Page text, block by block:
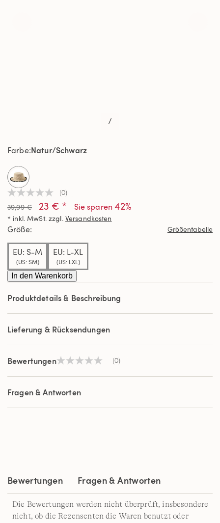
/
Kein
Beurteilungswert
Link
auf
derselben
(0)
39,99 € 23 € * Sie sparen 42%
* inkl. MwSt. zzgl. Versandkosten
Farbe Natur/Schwarz
selected
Größe Größentabelle
EU: S-M
(US: SM)
EU: L-XL
(US: LXL)
In den Warenkorb
Produktdetails & Beschreibung
Lieferung & Rücksendungen
BewertungenKein
Link
derselben
(0)
Fragen & Antworten
Bewertungen Fragen & Antworten
Die Bewertungen werden nicht überprüft, insbesondere
nicht, ob die Rezensenten die Waren benutzt oder